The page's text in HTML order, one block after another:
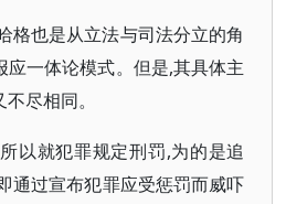
格也是从立法与司法分立的角
应一体论模式。但是,其具体主
尽相同。
以就犯罪规定刑罚,为的是追
通过宣布犯罪应受惩罚而威吓